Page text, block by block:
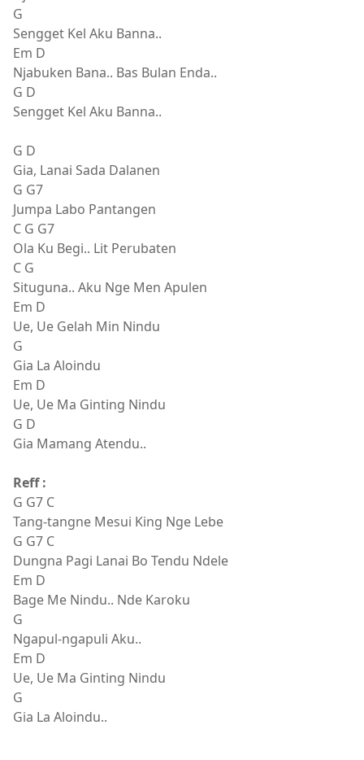
G
Sengget Kel Aku Banna..
Em D
Njabuken Bana.. Bas Bulan Enda..
G D
Sengget Kel Aku Banna..
G D
Gia, Lanai Sada Dalanen
G G7
Jumpa Labo Pantangen
C G G7
Ola Ku Begi.. Lit Perubaten
C G
Situguna.. Aku Nge Men Apulen
Em D
Ue, Ue Gelah Min Nindu
G
Gia La Aloindu
Em D
Ue, Ue Ma Ginting Nindu
G D
Gia Mamang Atendu..
Reff :
G G7 C
Tang-tangne Mesui King Nge Lebe
G G7 C
Dungna Pagi Lanai Bo Tendu Ndele
Em D
Bage Me Nindu.. Nde Karoku
G
Ngapul-ngapuli Aku..
Em D
Ue, Ue Ma Ginting Nindu
G
Gia La Aloindu..